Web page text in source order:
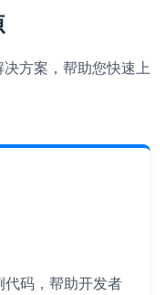
方案，帮助您快速上
代码，帮助开发者